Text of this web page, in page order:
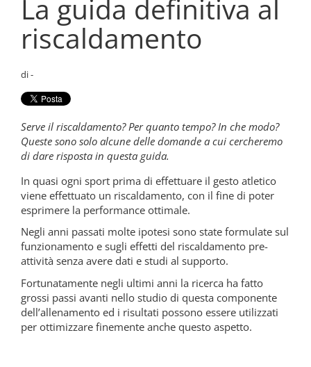
La guida definitiva al
riscaldamento
di -
Serve il riscaldamento? Per quanto tempo? In che modo?
Queste sono solo alcune delle domande a cui cercheremo
di dare risposta in questa guida.
In quasi ogni sport prima di effettuare il gesto atletico
viene effettuato un riscaldamento, con il fine di poter
esprimere la performance ottimale.
Negli anni passati molte ipotesi sono state formulate sul
funzionamento e sugli effetti del riscaldamento pre-
attività senza avere dati e studi al supporto.
Fortunatamente negli ultimi anni la ricerca ha fatto
grossi passi avanti nello studio di questa componente
dell’allenamento ed i risultati possono essere utilizzati
per ottimizzare finemente anche questo aspetto.